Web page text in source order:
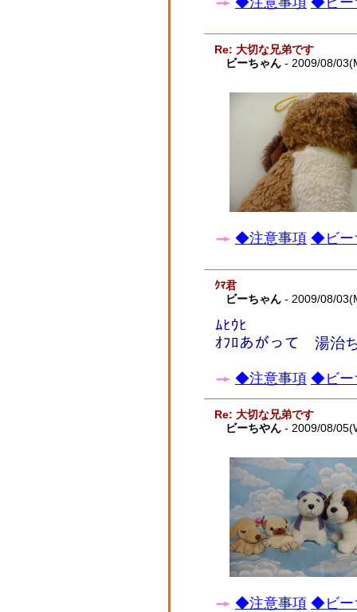
Re: 大切な兄弟です
ビーちゃん - 2009/08/
◆注意事項 ◆ビー
ｸﾏ君
ビーちゃん - 2009/08/
ﾑﾋｳﾋ
ｵﾌﾛあがって 湯治
◆注意事項 ◆ビー
Re: 大切な兄弟です
ビーちやん - 2009/08/
◆注意事項 ◆ビー